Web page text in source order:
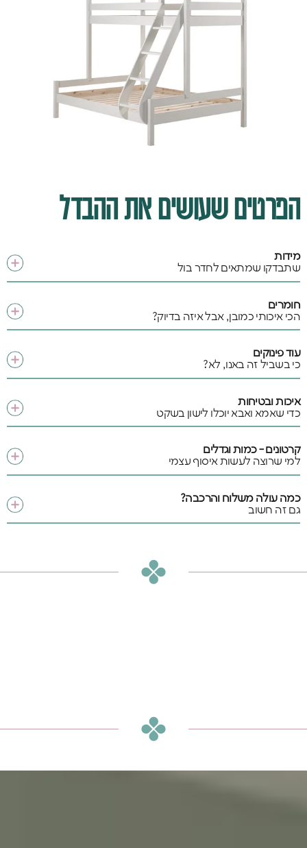
הפרטים שעושים את ההבדל
מידות
שתבדקו שמתאים לחדר בול
חומרים
הכי איכותי כמובן, אבל איזה בדיוק?
עוד פינוקים
כי בשביל זה באנו, לא?
איכות ובטיחות
כדי שאמא ואבא יוכלו לישון בשקט
קרטונים - כמות וגדלים
למי שרוצה לעשות איסוף עצמי
כמה עולה משלוח והרכבה?
גם זה חשוב